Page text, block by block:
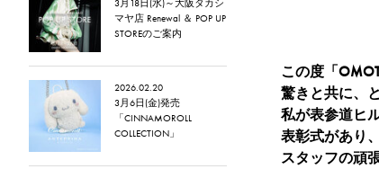
3月18日(水)～大阪タカシ
マヤ店 Renewal ＆ POP UP
STOREのご案内
2026.02.20
3月6日(金)発売
「CINNAMOROLL
COLLECTION」
この度「
驚きと共に、
私が表参道ヒ
表彰式があり
スタッフの頑